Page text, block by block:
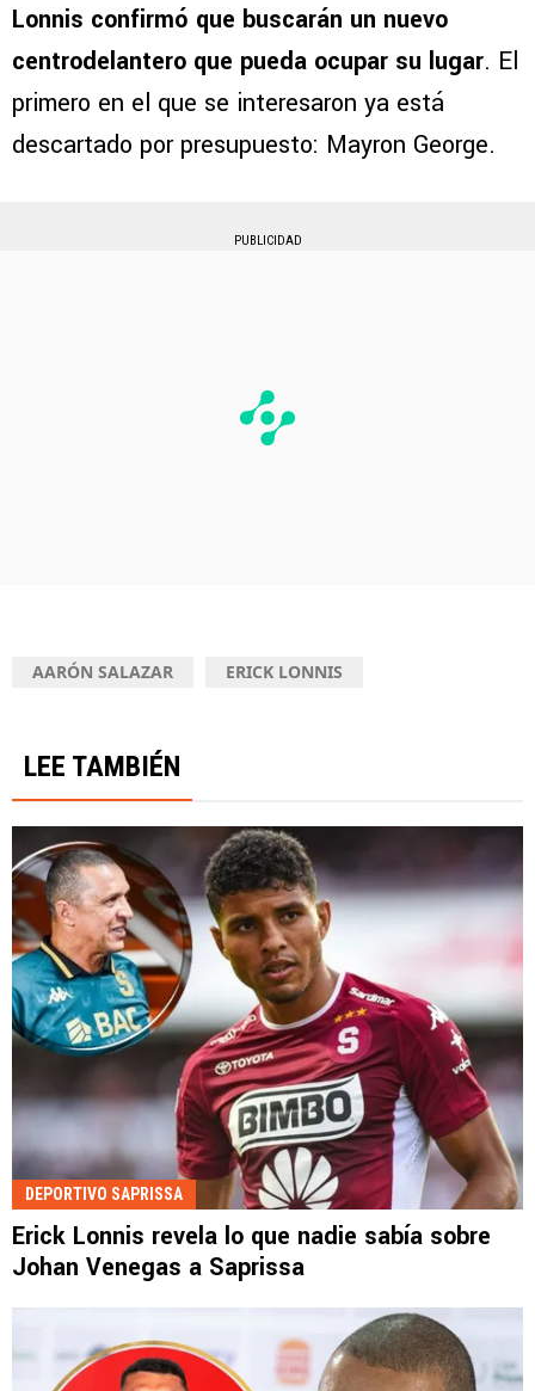
Lonnis confirmó que buscarán un nuevo
centrodelantero que pueda ocupar su lugar. El
primero en el que se interesaron ya está
descartado por presupuesto: Mayron George.
PUBLICIDAD
AARÓN SALAZAR ERICK LONNIS
LEE TAMBIÉN
DEPORTIVO SAPRISSA
Erick Lonnis revela lo que nadie sabía sobre
Johan Venegas a Saprissa